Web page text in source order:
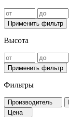
Применить фильтр
Высота
Применить фильтр
Фильтры
Производитель
Цена